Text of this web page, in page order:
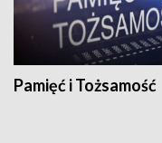
Pamięć i Tożsamość